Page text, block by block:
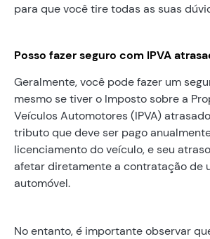
para que você tire todas as suas
Posso fazer seguro com IPVA
Geralmente, você pode fazer um
mesmo se tiver o Imposto sobre a
Veículos Automotores (IPVA)
tributo que deve ser pago
licenciamento do veículo, e seu
afetar diretamente a contratação de
automóvel.
No entanto, é importante observar